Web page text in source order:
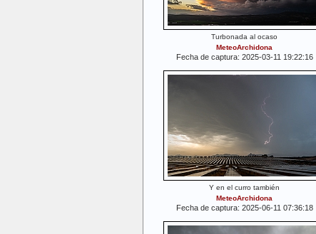
Turbonada al ocaso
MeteoArchidona
Fecha de captura: 2025-03-11 19:22:16
Y en el curro también
MeteoArchidona
Fecha de captura: 2025-06-11 07:36:18